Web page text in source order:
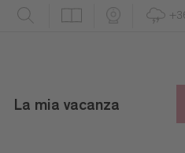
La mia vacanza